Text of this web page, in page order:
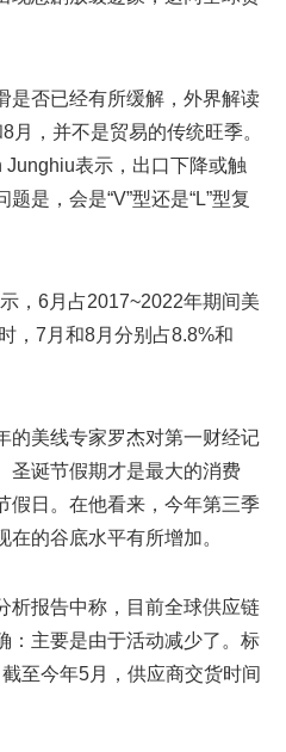
是否已经有所缓解，外界解读
月，并不是贸易的传统旺季。
表示，出口下降或触
是，会是“V”型还是“L”型复
，6月占2017~2022年期间美
，7月和8月分别占8.8%和
的美线专家罗杰对第一财经记
圣诞节假期才是最大的消费
假日。在他看来，今年第三季
的谷底水平有所增加。
析报告中称，目前全球供应链
：主要是由于活动减少了。标
至今年5月，供应商交货时间